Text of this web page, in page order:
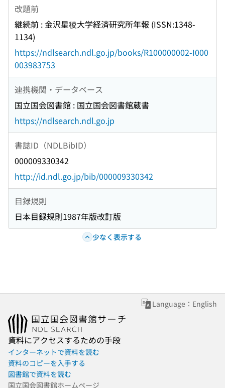
改題前
継続前 : 金沢星稜大学経済研究所年報 (ISSN:1348-
1134)
https://ndlsearch.ndl.go.jp/books/R100000002-I000
003983753
連携機関・データベース
国立国会図書館 : 国立国会図書館蔵書
https://ndlsearch.ndl.go.jp
書誌ID（NDLBibID）
000009330342
http://id.ndl.go.jp/bib/000009330342
目録規則
日本目録規則1987年版改訂版
少なく表示する
Language：English
資料にアクセスするための手段
インターネットで資料を読む
資料のコピーを入手する
図書館で資料を読む
国立国会図書館ホームページ